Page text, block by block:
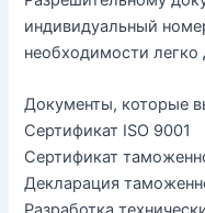
индивидуальный
необходимости легко
Документы, которые
Сертификат ISO 9001
Сертификат
Декларация